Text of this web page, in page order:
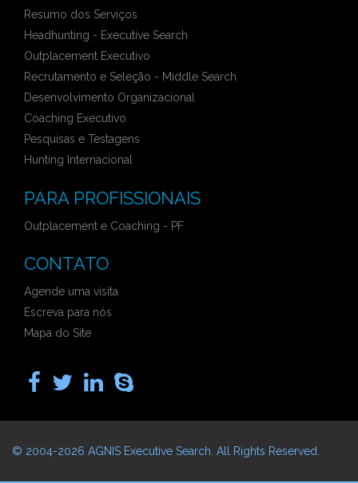
Resumo dos Serviços
Headhunting - Executive Search
Outplacement Executivo
Recrutamento e Seleção - Middle Search
Desenvolvimento Organizacional
Coaching Executivo
Pesquisas e Testagens
Hunting Internacional
PARA PROFISSIONAIS
Outplacement e Coaching - PF
CONTATO
Agende uma visita
Escreva para nós
Mapa do Site
© 2004-2026 AGNIS Executive Search . All Rights Reserved.